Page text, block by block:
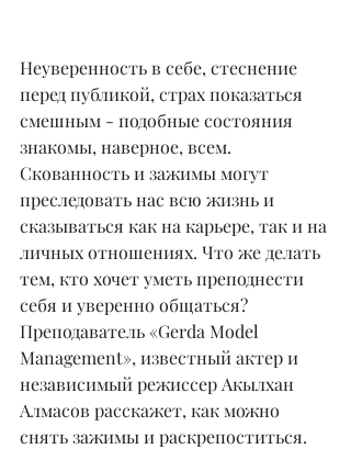
Неуверенность в себе, стеснение
перед публикой, страх показаться
смешным - подобные состояния
знакомы, наверное, всем.
Скованность и зажимы могут
преследовать нас всю жизнь и
сказываться как на карьере, так и на
личных отношениях. Что же делать
тем, кто хочет уметь преподнести
себя и уверенно общаться?
Преподаватель «Gerda Model
Management», известный актер и
независимый режиссер Акылхан
Алмасов расскажет, как можно
снять зажимы и раскрепоститься.